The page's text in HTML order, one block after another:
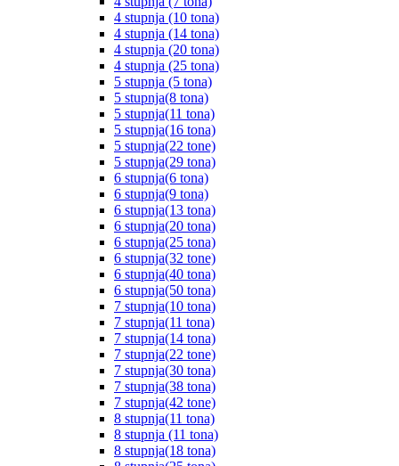
4 stupnja (10 tona)
4 stupnja (14 tona)
4 stupnja (20 tona)
4 stupnja (25 tona)
5 stupnja (5 tona)
5 stupnja(8 tona)
5 stupnja(11 tona)
5 stupnja(16 tona)
5 stupnja(22 tone)
5 stupnja(29 tona)
6 stupnja(6 tona)
6 stupnja(9 tona)
6 stupnja(13 tona)
6 stupnja(20 tona)
6 stupnja(25 tona)
6 stupnja(32 tone)
6 stupnja(40 tona)
6 stupnja(50 tona)
7 stupnja(10 tona)
7 stupnja(11 tona)
7 stupnja(14 tona)
7 stupnja(22 tone)
7 stupnja(30 tona)
7 stupnja(38 tona)
7 stupnja(42 tone)
8 stupnja(11 tona)
8 stupnja (11 tona)
8 stupnja(18 tona)